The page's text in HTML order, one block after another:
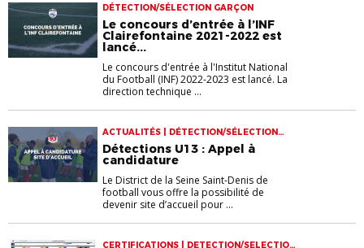
DÉTECTION/SÉLECTION GARÇON
Le concours d’entrée à l’INF
Clairefontaine 2021-2022 est
lancé...
Le concours d'entrée à l'Institut National
du Football (INF) 2022-2023 est lancé. La
direction technique ...
ACTUALITÉS | DÉTECTION/SÉLECTION
GARÇON
Détections U13 : Appel à
candidature
Le District de la Seine Saint-Denis de
football vous offre la possibilité de
devenir site d’accueil pour ...
CERTIFICATIONS | DETECTION/SELECTION